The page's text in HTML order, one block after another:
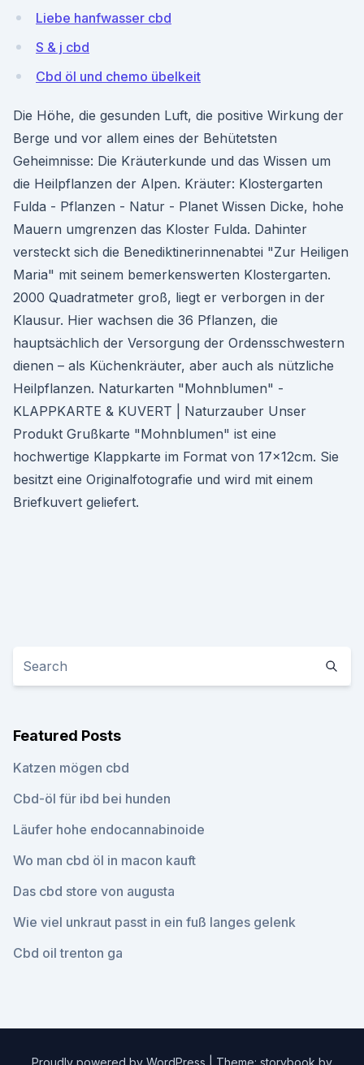
Liebe hanfwasser cbd
S & j cbd
Cbd öl und chemo übelkeit
Die Höhe, die gesunden Luft, die positive Wirkung der
Berge und vor allem eines der Behütetsten
Geheimnisse: Die Kräuterkunde und das Wissen um
die Heilpflanzen der Alpen. Kräuter: Klostergarten
Fulda - Pflanzen - Natur - Planet Wissen Dicke, hohe
Mauern umgrenzen das Kloster Fulda. Dahinter
versteckt sich die Benediktinerinnenabtei "Zur Heiligen
Maria" mit seinem bemerkenswerten Klostergarten.
2000 Quadratmeter groß, liegt er verborgen in der
Klausur. Hier wachsen die 36 Pflanzen, die
hauptsächlich der Versorgung der Ordensschwestern
dienen – als Küchenkräuter, aber auch als nützliche
Heilpflanzen. Naturkarten "Mohnblumen" -
KLAPPKARTE & KUVERT | Naturzauber Unser
Produkt Grußkarte "Mohnblumen" ist eine
hochwertige Klappkarte im Format von 17x12cm. Sie
besitzt eine Originalfotografie und wird mit einem
Briefkuvert geliefert.
Featured Posts
Katzen mögen cbd
Cbd-öl für ibd bei hunden
Läufer hohe endocannabinoide
Wo man cbd öl in macon kauft
Das cbd store von augusta
Wie viel unkraut passt in ein fuß langes gelenk
Cbd oil trenton ga
Proudly powered by WordPress Theme: storybook by